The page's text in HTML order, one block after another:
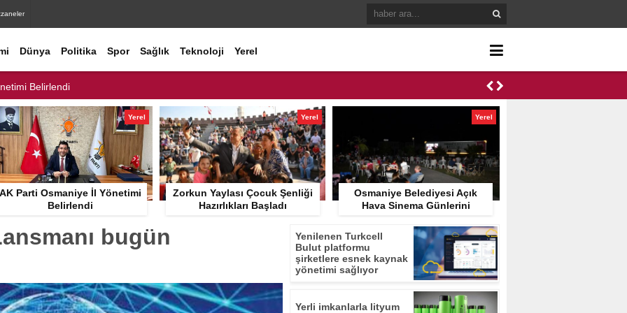
Dünya Politika Spor Sağlık Teknoloji Yerel
kurulu toplantısı gerçekleştirildi.
Belirlendi
Hazırlıkları Başladı
İçin Cam Kırıkları Toplandı
Kalan Çocuğu Ekipler Kurtardı
Denetledi
Şehitliği Ziyaret Etti.
Temizliği
AK Parti yerel yönetimler değerlendirme toplantısında konuştu
tepkisi
AK Parti Osmaniye İl Yönetimi
Belirlendi
Yerel
Zorkun Yaylası Çocuk Şenliği
Hazırlıkları Başladı
Yerel
Osmaniye Belediyesi Açık
Hava Sinema Günlerini
Yerel
bugün
Yenilenen Turkcell
Bulut platformu
şirketlere esnek kaynak
yönetimi sağlıyor
Yerli imkanlarla lityum